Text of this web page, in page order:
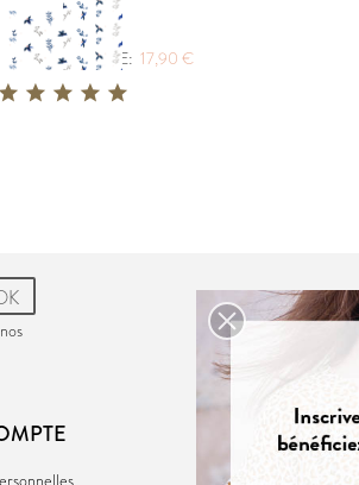
PETITE LUNE
€| POCHETTE: 17,90 €